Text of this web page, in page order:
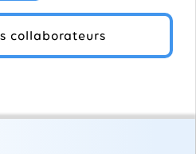
collaborateurs